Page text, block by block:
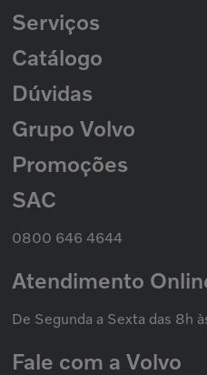
Peças para Caminhões
Peças para Ônibus
Serviços
Rede de Concessionárias
2ª Via de Boleto
Catálogo
Catálogo de Peças
Catálogo Nacional de
Dúvidas
Formas de Pagamento
Prazo de Entrega
Trocas e Devoluções
Política de Privacidade
Cookies
Política de Garantias
Grupo Volvo
Seminovos Volvo
Volvo Caminhões
Volvo Ônibus
Grupo Volvo
Promoções
Promoção Nacional
SAC
0800 646 4644
Atendimento
De Segunda a Sexta das 8h
Fale com a Volvo